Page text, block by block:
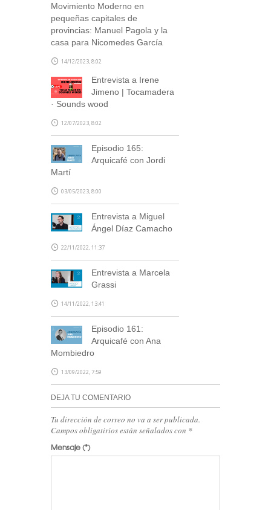
Movimiento Moderno en
pequeñas capitales de
provincias: Manuel Pagola y la
casa para Nicomedes García
14/12/2023, 8:02
Entrevista a Irene
Jimeno | Tocamadera
· Sounds wood
12/07/2023, 8:02
Episodio 165:
Arquicafé con Jordi
Martí
03/05/2023, 8:00
Entrevista a Miguel
Ángel Díaz Camacho
22/11/2022, 11:37
Entrevista a Marcela
Grassi
14/11/2022, 13:41
Episodio 161:
Arquicafé con Ana
Mombiedro
13/09/2022, 7:59
DEJA TU COMENTARIO
Tu dirección de correo no va a ser publicada.
Campos obligatirios están señalados con *
Mensaje(*)